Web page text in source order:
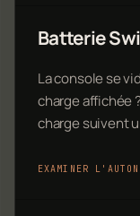
Batterie
La console se
charge affichée
charge suivent
EXAMINER